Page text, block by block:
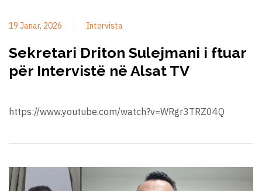
19 Janar, 2026 Intervista
Sekretari Driton Sulejmani i ftuar
për Intervistë në Alsat TV
https://www.youtube.com/watch?v=WRgr3TRZ04Q